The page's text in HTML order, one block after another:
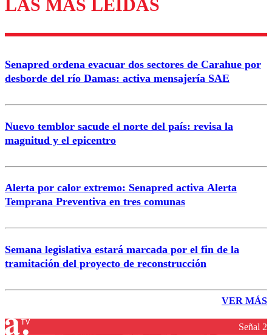
LAS MÁS LEÍDAS
Senapred ordena evacuar dos sectores de Carahue por
desborde del río Damas: activa mensajería SAE
Nuevo temblor sacude el norte del país: revisa la
magnitud y el epicentro
Alerta por calor extremo: Senapred activa Alerta
Temprana Preventiva en tres comunas
Semana legislativa estará marcada por el fin de la
tramitación del proyecto de reconstrucción
VER MÁS
Señal 2